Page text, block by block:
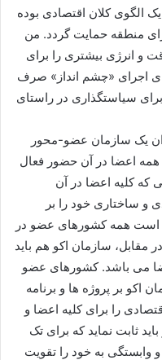
الگوی کلان اقتصادی بوده
منطقه حمایت گردد. من
و انرژی بیشتری را برای
اجرای «چشم انداز» صرف
سیاستگذاری در راستای
یک سازمان عضو-محور
اعضا در آن حضور فعال
که کلیه اعضا در آن
و ساختاری خود را بر
است همه کشورهای عضو در
مقابل، سازمان اکو هم باید
می باشد. کشورهای عضو
اکو بر پروژه ها و برنامه
را برای کلیه اعضا و
ثابت نماید که برای تک
به خود را تقویت